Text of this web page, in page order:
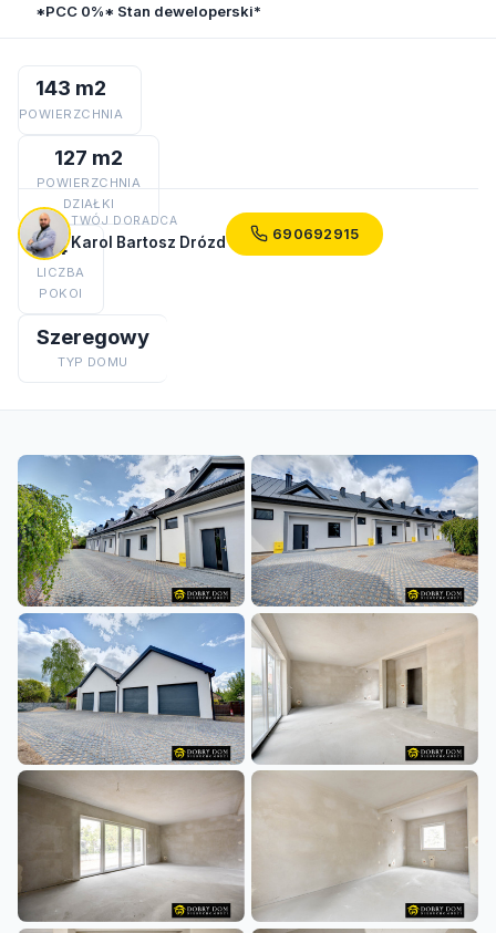
*PCC 0%* Stan deweloperski*
143 m2
POWIERZCHNIA
127 m2
POWIERZCHNIA
DZIAŁKI
4
LICZBA
POKOI
Szeregowy
TYP DOMU
TWÓJ DORADCA
Karol Bartosz Drózd 690692915